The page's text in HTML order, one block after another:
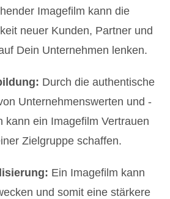
Imagefilm kann die
neuer Kunden, Partner und
Dein Unternehmen lenken.
Durch die authentische
Unternehmenswerten und -
kann ein Imagefilm Vertrauen
Zielgruppe schaffen.
Ein Imagefilm kann
und somit eine stärkere